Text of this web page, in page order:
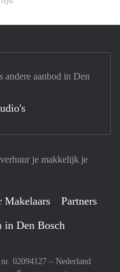
je makkelijk je
Makelaars
Partners
in Den Bosch
02094127 – Nederland
andere aanbod in Den